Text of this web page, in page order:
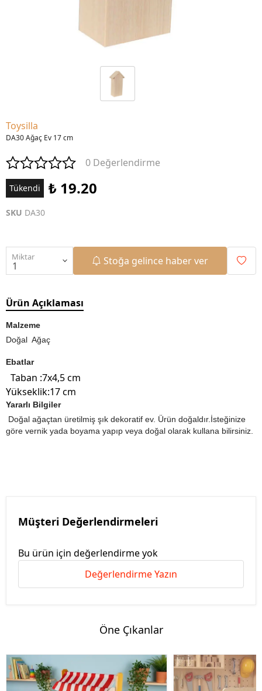
Toysilla
DA30 Ağaç Ev 17 cm
0 Değerlendirme
Tükendi ₺ 19.20
SKU DA30
Miktar Stoğa gelince haber ver
Ürün Açıklaması
Malzeme
Doğal Ağaç
Ebatlar
Taban :7x4,5 cm
Yükseklik:17 cm
Yararlı Bilgiler
Doğal ağaçtan üretilmiş şık dekoratif ev. Ürün doğaldır.İsteğinize
göre vernik yada boyama yapıp veya doğal olarak kullana bilirsiniz.
Müşteri Değerlendirmeleri
Bu ürün için değerlendirme yok
Değerlendirme Yazın
Öne Çıkanlar